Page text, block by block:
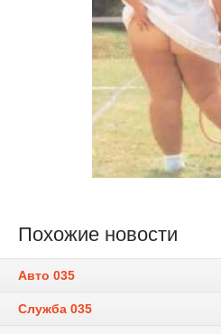
Похожие новости
Авто 035
Служба 035